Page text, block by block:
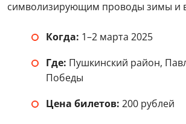
символизирующим проводы зимы и
Когда: 1–2 марта 2025
Где: Пушкинский район,
Победы
Цена билетов: 200 рублей